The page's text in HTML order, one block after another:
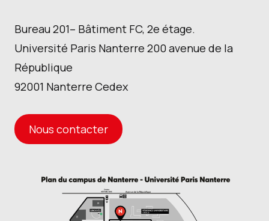
Bureau 201– Bâtiment FC, 2e étage.
Université Paris Nanterre 200 avenue de la
République
92001 Nanterre Cedex
Nous contacter